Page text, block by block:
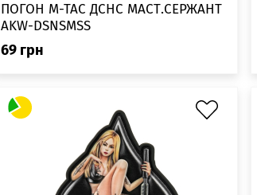
ПОГОН M-TAC ДСНС МАСТ.СЕРЖАНТ
AKW-DSNSMSS
69 грн